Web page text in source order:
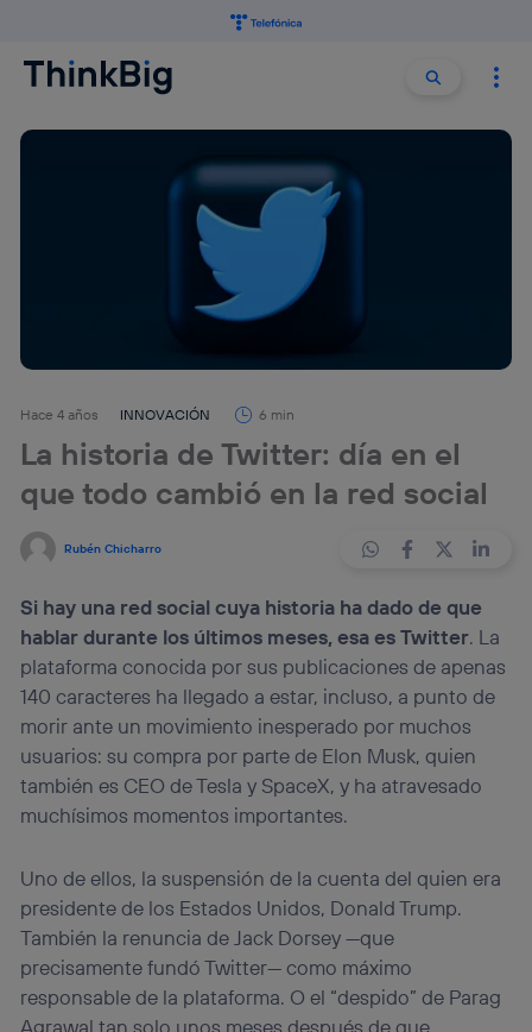
Buscar
Hace 4 años INNOVACIÓN 6 min
La historia de Twitter: día en el
que todo cambió en la red social
Rubén Chicharro
Si hay una red social cuya historia ha dado de que
hablar durante los últimos meses, esa esTwitter. La
plataforma conocida por sus publicaciones de apenas
140 caracteres ha llegado a estar, incluso, a punto de
morir ante un movimiento inesperado por muchos
usuarios: su compra por parte de Elon Musk, quien
también es CEO de Tesla y SpaceX, y ha atravesado
muchísimos momentos importantes.
Uno de ellos, la suspensión de la cuenta del quien era
presidente de los Estados Unidos, Donald Trump.
También la renuncia de Jack Dorsey —que
precisamente fundó Twitter— como máximo
responsable de la plataforma. O el “despido” de Parag
Agrawal tan solo unos meses después de que